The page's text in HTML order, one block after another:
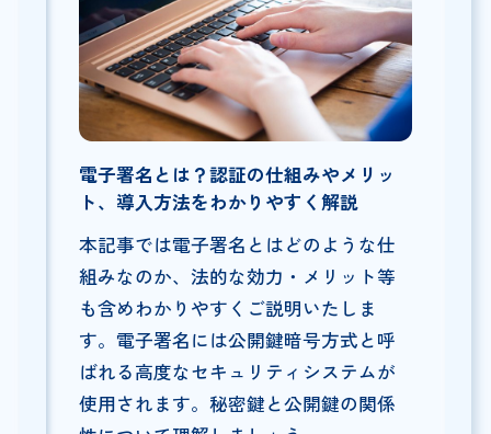
電子署名とは？認証の仕組みやメリッ
ト、導入方法をわかりやすく解説
本記事では電子署名とはどのような仕
組みなのか、法的な効力・メリット等
も含めわかりやすくご説明いたしま
す。電子署名には公開鍵暗号方式と呼
ばれる高度なセキュリティシステムが
使用されます。秘密鍵と公開鍵の関係